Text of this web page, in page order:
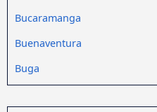
Bucaramanga
Buenaventura
Buga